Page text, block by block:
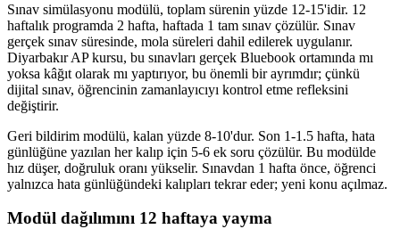
Sınav simülasyonu modülü, toplam sürenin yüzde 12-15'idir. 12
haftalık programda 2 hafta, haftada 1 tam sınav çözülür. Sınav
gerçek sınav süresinde, mola süreleri dahil edilerek uygulanır.
Diyarbakır AP kursu, bu sınavları gerçek Bluebook ortamında mı
yoksa kâğıt olarak mı yaptırıyor, bu önemli bir ayrımdır; çünkü
dijital sınav, öğrencinin zamanlayıcıyı kontrol etme refleksini
değiştirir.
Geri bildirim modülü, kalan yüzde 8-10'dur. Son 1-1.5 hafta, hata
günlüğüne yazılan her kalıp için 5-6 ek soru çözülür. Bu modülde
hız düşer, doğruluk oranı yükselir. Sınavdan 1 hafta önce, öğrenci
yalnızca hata günlüğündeki kalıpları tekrar eder; yeni konu açılmaz.
Modül dağılımını 12 haftaya yayma